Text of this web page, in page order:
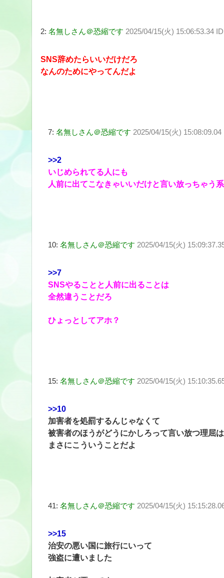
2: 名無しさん＠恐縮です 2025/04/15(火) 15:06:53.34
SNS辞めたらいいだけだろ
なんのためにやってんだよ
7: 名無しさん＠恐縮です 2025/04/15(火)
>>2
いじめられてる人にも
人前に出てこなきゃいいだけと言い放っちゃう
10: 名無しさん＠恐縮です 2025/04/15(火)
>>7
SNSやることと人前に出ることは
全然違うことだろ
ひょっとしてアホ？
15: 名無しさん＠恐縮です 2025/04/15(火)
>>10
加害者を処罰するんじゃなくて
被害者のほうがどうにかしろって言い放つ理屈は
まさにこういうことだよ
41: 名無しさん＠恐縮です 2025/04/15(火)
>>15
治安の悪い国に旅行にいって
強盗に遭いました